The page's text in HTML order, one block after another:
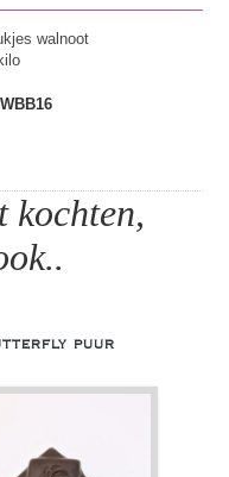
walnoot
kochten,
puur